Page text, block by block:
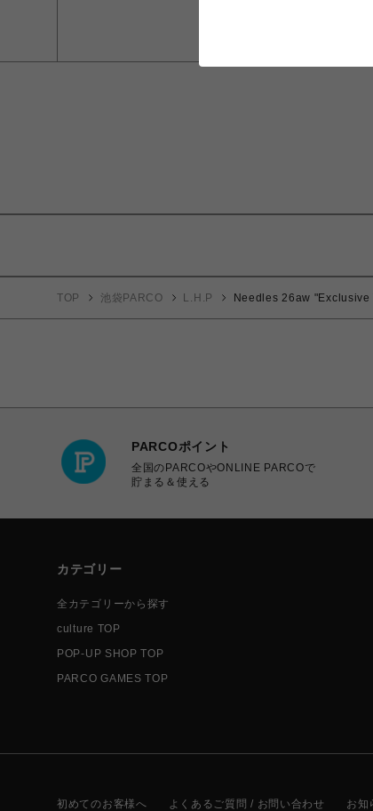
TOP 池袋PARCO L.H.P Needles 26aw
PARCOポイント
全国のPARCOやONLINE PARCOで
貯まる＆使える
カテゴリー
全カテゴリーから探す
culture TOP
POP-UP SHOP TOP
PARCO GAMES TOP
初めてのお客様へ よくあるご質問 / お問い合わせ お知